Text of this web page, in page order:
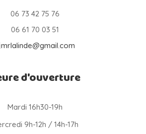
06 73 42 75 76
06 61 70 03 51
d'ouverture
Mardi 16h30-19h
9h-12h / 14h-17h